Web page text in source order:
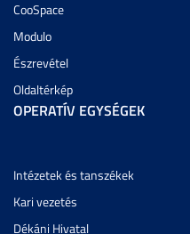
CooSpace
Modulo
Észrevétel
Oldaltérkép
OPERATÍV EGYSÉGEK
Intézetek és tanszékek
Kari vezetés
Dékáni Hivatal